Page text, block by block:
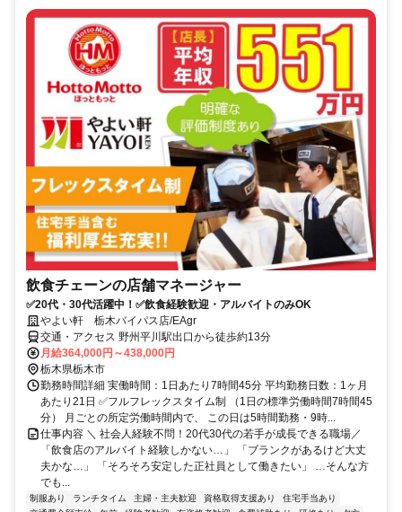
飲食チェーンの店舗マネージャー
✅20代・30代活躍中！✅飲食経験歓迎・アルバイトのみOK
やよい軒 栃木バイパス店/EAgr
交通・アクセス 野州平川駅出口から徒歩約13分
月給364,000円～438,000円
栃木県栃木市
勤務時間詳細 実働時間：1日あたり7時間45分 平均勤務日数：1ヶ月
あたり21日 ✅フルフレックスタイム制 （1日の標準労働時間7時間45
分） 月ごとの所定労働時間内で、 この日は5時間勤務・9時...
仕事内容 ＼ 社会人経験不問！20代30代の若手が成長できる職場／
「飲食店のアルバイト経験しかない…」 「ブランクがあるけど大丈
夫かな…」 「そろそろ安定した正社員として働きたい」 …そんな方
でも...
制服あり ランチタイム 主婦・主夫歓迎 資格取得支援あり
住宅手当あり